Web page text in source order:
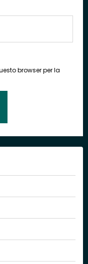
browser per la